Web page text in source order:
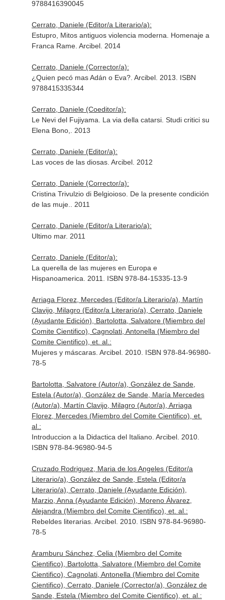
9788416390045
Cerrato, Daniele (Editor/a Literario/a):
Estupro, Mitos antiguos violencia moderna. Homenaje a
Franca Rame. Arcibel. 2014
Cerrato, Daniele (Corrector/a):
¿Quien pecó mas Adán o Eva?. Arcibel. 2013. ISBN
9788415335344
Cerrato, Daniele (Coeditor/a):
Le Nevi del Fujiyama. La via della catarsi. Studi critici su
Elena Bono,. 2013
Cerrato, Daniele (Editor/a):
Las voces de las diosas. Arcibel. 2012
Cerrato, Daniele (Corrector/a):
Cristina Trivulzio di Belgioioso. De la presente condición
de las muje.. 2011
Cerrato, Daniele (Editor/a Literario/a):
Ultimo mar. 2011
Cerrato, Daniele (Editor/a):
La querella de las mujeres en Europa e
Hispanoamerica. 2011. ISBN 978-84-15335-13-9
Arriaga Florez, Mercedes (Editor/a Literario/a), Martín
Clavijo, Milagro (Editor/a Literario/a), Cerrato, Daniele
(Ayudante Edición), Bartolotta, Salvatore (Miembro del
Comite Cientifico), Cagnolati, Antonella (Miembro del
Comite Cientifico), et. al.:
Mujeres y máscaras. Arcibel. 2010. ISBN 978-84-96980-
78-5
Bartolotta, Salvatore (Autor/a), González de Sande,
Estela (Autor/a), González de Sande, María Mercedes
(Autor/a), Martín Clavijo, Milagro (Autor/a), Arriaga
Florez, Mercedes (Miembro del Comite Cientifico), et.
al.:
Introduccion a la Didactica del Italiano. Arcibel. 2010.
ISBN 978-84-96980-94-5
Cruzado Rodriguez, Maria de los Angeles (Editor/a
Literario/a), González de Sande, Estela (Editor/a
Literario/a), Cerrato, Daniele (Ayudante Edición),
Marzio, Anna (Ayudante Edición), Moreno Álvarez,
Alejandra (Miembro del Comite Cientifico), et. al.:
Rebeldes literarias. Arcibel. 2010. ISBN 978-84-96980-
78-5
Aramburu Sánchez, Celia (Miembro del Comite
Cientifico), Bartolotta, Salvatore (Miembro del Comite
Cientifico), Cagnolati, Antonella (Miembro del Comite
Cientifico), Cerrato, Daniele (Corrector/a), González de
Sande, Estela (Miembro del Comite Cientifico), et. al.: